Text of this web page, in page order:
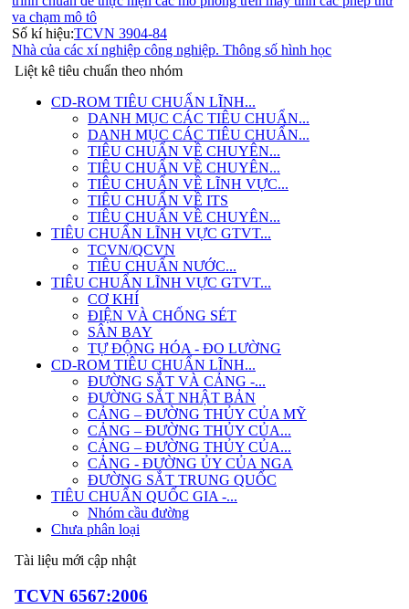
va chạm mô tô
Số kí hiệu:TCVN 3904-84
Nhà của các xí nghiệp công nghiệp. Thông số hình học
Liệt kê tiêu chuẩn theo nhóm
CD-ROM TIÊU CHUẨN LĨNH...
DANH MỤC CÁC TIÊU CHUẨN...
DANH MỤC CÁC TIÊU CHUẨN...
TIÊU CHUẨN VỀ CHUYÊN...
TIÊU CHUẨN VỀ CHUYÊN...
TIÊU CHUẨN VỀ LĨNH VỰC...
TIÊU CHUẨN VỀ ITS
TIÊU CHUẨN VỀ CHUYÊN...
TIÊU CHUẨN LĨNH VỰC GTVT...
TCVN/QCVN
TIÊU CHUẨN NƯỚC...
TIÊU CHUẨN LĨNH VỰC GTVT...
CƠ KHÍ
ĐIỆN VÀ CHỐNG SÉT
SÂN BAY
TỰ ĐỘNG HÓA - ĐO LƯỜNG
CD-ROM TIÊU CHUẨN LĨNH...
ĐƯỜNG SẮT VÀ CẢNG -...
ĐƯỜNG SẮT NHẬT BẢN
CẢNG – ĐƯỜNG THỦY CỦA MỸ
CẢNG – ĐƯỜNG THỦY CỦA...
CẢNG – ĐƯỜNG THỦY CỦA...
CẢNG - ĐƯỜNG ỦY CỦA NGA
ĐƯỜNG SẮT TRUNG QUỐC
TIÊU CHUẨN QUỐC GIA -...
Nhóm cầu đường
Chưa phân loại
Tài liệu mới cập nhật
TCVN 6567:2006